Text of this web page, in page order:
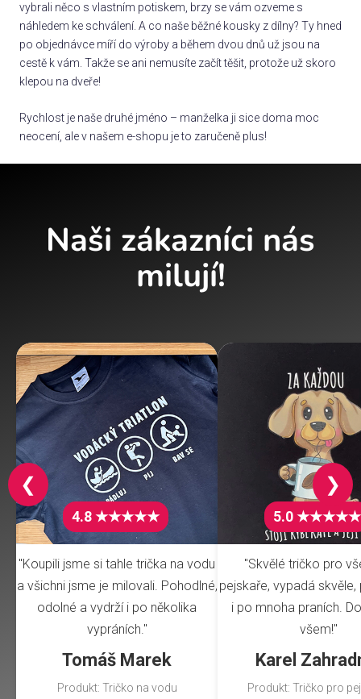
vybrali něco s vlastním potiskem, brzy se vám ozveme s
náhledem ke schválení. A co naše běžné kousky z dílny? Ty hned
po objednávce míří do výroby a během dvou dnů už jsou na
cestě k vám. Takže se ani nemusíte začít těšit, protože už skoro
klepou na dveře!
Rychlost je naše druhé jméno – manželka ji sice doma moc
neocení, ale v našem e-shopu je to zaručeně plus!
Naši zákazníci nás
milují!
4.8 ★★★★★
"Koupili jsme si tahle trička na vodu
a všichni jsme je milovali. Pohodlné,
odolné a vydrží i po několika
vypráních."
Tomáš Marek
Produkt: Tričko na vodu
5.0 ★★★★★
"Skvělé tričko pro
pejskaře, vypadá
i po mnoha praních.
všem!"
Karel
Produkt: Tričko pro
❮ ❯